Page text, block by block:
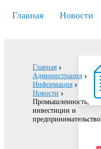
Главная Новости
Главная
Администрация
Информация
Новости
Промышленность,
инвестиции и
предпринимательство